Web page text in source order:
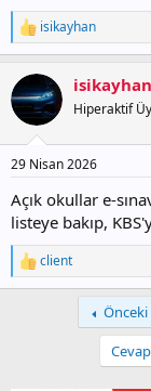
T
e
k
i
l
:
isikayhan
isikayhan
Hiperaktif
29 Nisan 2026
Açık okullar e-
listeye bakıp,
T
e
client
Önceki